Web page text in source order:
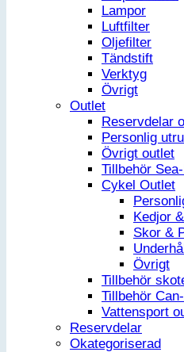
Lampor
Luftfilter
Oljefilter
Tändstift
Verktyg
Övrigt
Outlet
Reservdelar
Personlig
Övrigt outlet
Tillbehör
Cykel Outlet
Kedjor
Skor &
Övrigt
Tillbehör
Tillbehör
Vattensport
Reservdelar
Okategoriserad